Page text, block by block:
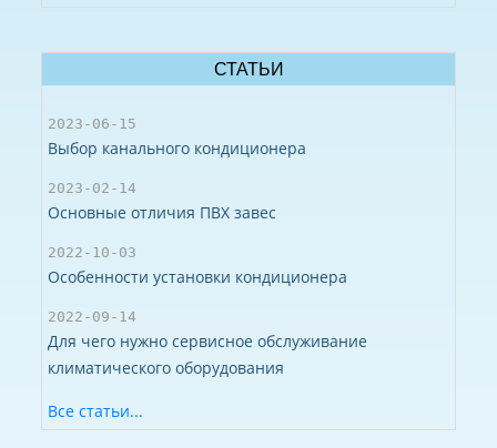
СТАТЬИ
2023-06-15
Выбор канального кондиционера
2023-02-14
Основные отличия ПВХ завес
2022-10-03
Особенности установки кондиционера
2022-09-14
Для чего нужно сервисное обслуживание
климатического оборудования
Все статьи...